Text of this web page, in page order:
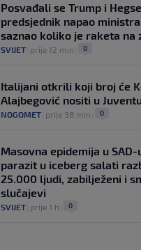
Posvađali se Trump i
predsjednik napao
saznao koliko je raketa na
SVIJET prije 12 min 0
Italijani otkrili koji broj će
Alajbegović nositi u
NOGOMET prije 38 min 0
Masovna epidemija u SAD-
parazit u iceberg salati
25.000 ljudi, zabilježeni i
slučajevi
SVIJET prije 1 h 0